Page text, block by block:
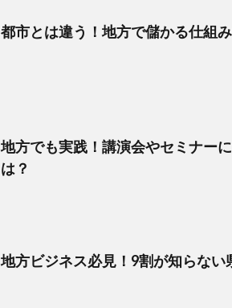
都市とは違う！地方で儲かる仕組
地方でも実践！講演会やセミナー
は？
地方ビジネス必見！9割が知らな